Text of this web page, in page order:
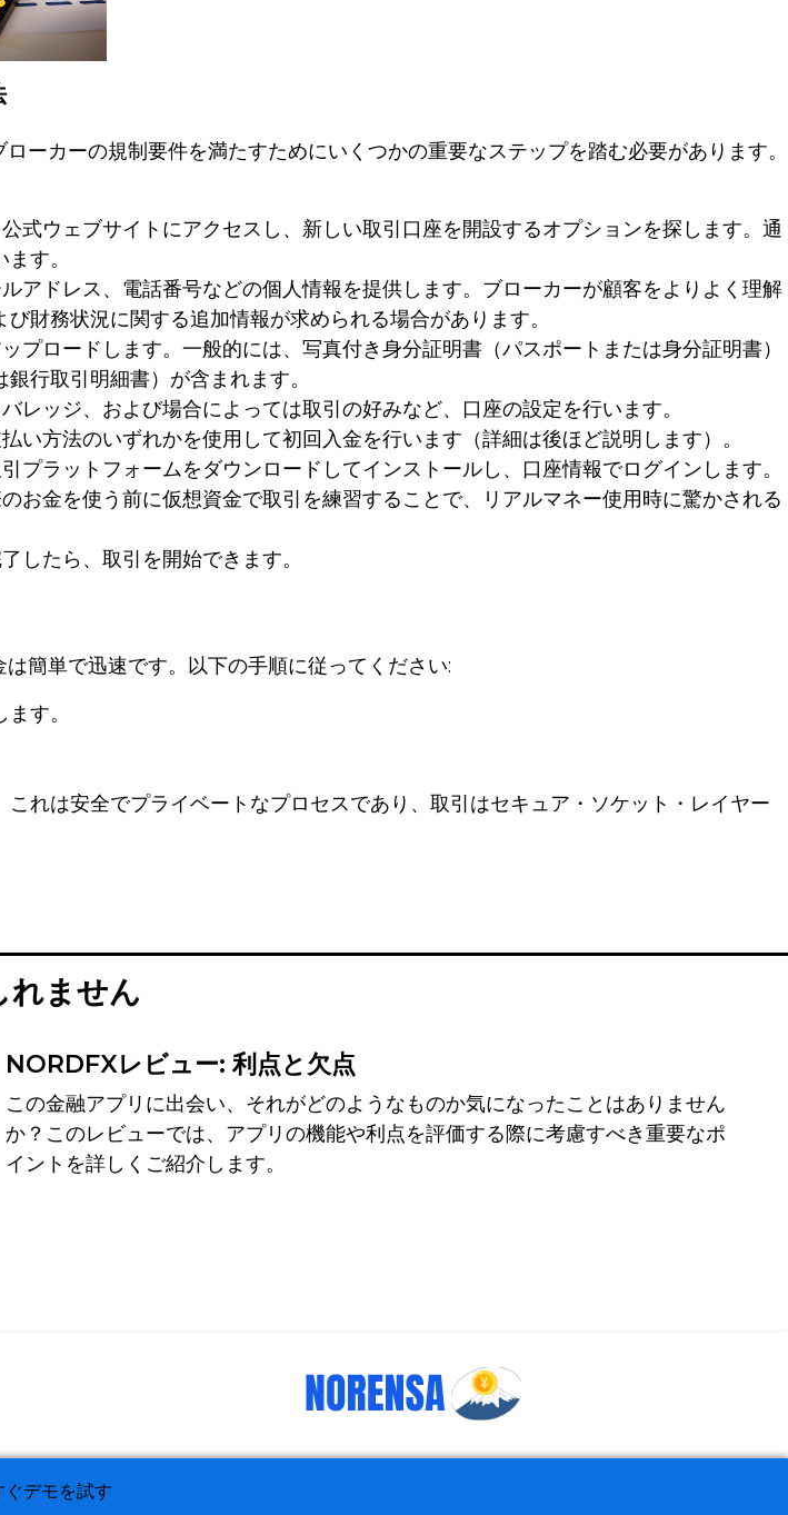
ーカーの規制要件を満たすためにいくつかの重要なステップを踏む必要があります。
公式ウェブサイトにアクセスし、新しい取引口座を開設するオプションを探します。通
す。
アドレス、電話番号などの個人情報を提供します。ブローカーが顧客をよりよく理解
財務状況に関する追加情報が求められる場合があります。
プロードします。一般的には、写真付き身分証明書（パスポートまたは身分証明書）
行取引明細書）が含まれます。
レッジ、および場合によっては取引の好みなど、口座の設定を行います。
い方法のいずれかを使用して初回入金を行います（詳細は後ほど説明します）。
プラットフォームをダウンロードしてインストールし、口座情報でログインします。
お金を使う前に仮想資金で取引を練習することで、リアルマネー使用時に驚かされる
したら、取引を開始できます。
簡単で迅速です。以下の手順に従ってください:
す。
れは安全でプライベートなプロセスであり、取引はセキュア・ソケット・レイヤー
れません
NORDFXレビュー: 利点と欠点
この金融アプリに出会い、それがどのようなものか気になったことはありません
か？このレビューでは、アプリの機能や利点を評価する際に考慮すべき重要なポ
イントを詳しくご紹介します。
ぐデモを試す